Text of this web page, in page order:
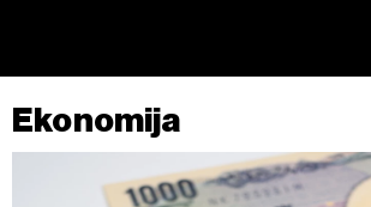
Ekonomija